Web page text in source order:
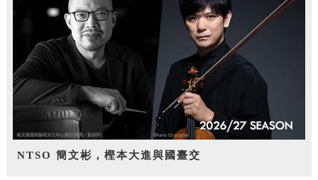
NTSO 簡文彬，樫本大進與國臺交